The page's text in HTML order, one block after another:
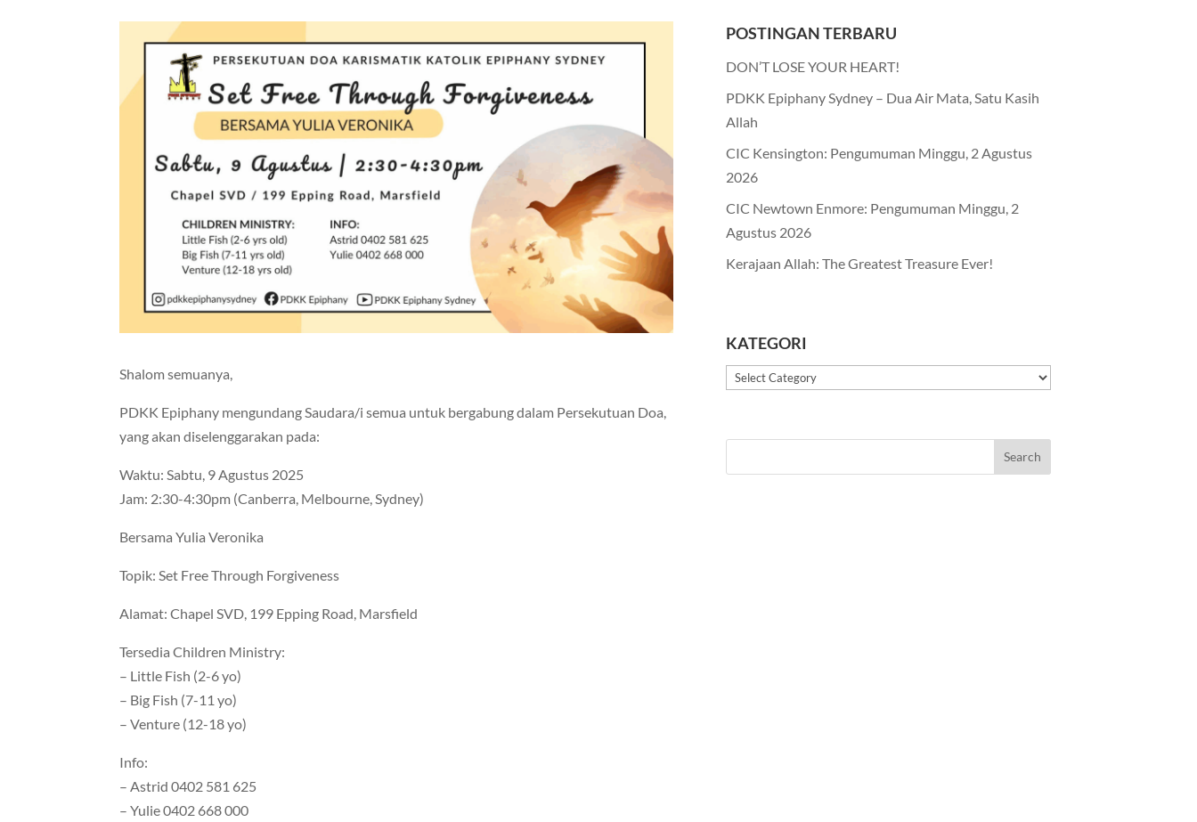
Shalom semuanya,
PDKK Epiphany mengundang Saudara/i semua untuk bergabung dalam Persekutuan Doa,
yang akan diselenggarakan pada:
Waktu: Sabtu, 9 Agustus 2025
Jam: 2:30-4:30pm (Canberra, Melbourne, Sydney)
Bersama Yulia Veronika
Topik: Set Free Through Forgiveness
Alamat: Chapel SVD, 199 Epping Road, Marsfield
Tersedia Children Ministry:
– Little Fish (2-6 yo)
– Big Fish (7-11 yo)
– Venture (12-18 yo)
Info:
– Astrid 0402 581 625
– ⁠Yulie 0402 668 000
POSTINGAN TERBARU
DON’T LOSE YOUR HEART!
PDKK Epiphany Sydney – Dua Air Mata, Satu Kasih
Allah
CIC Kensington: Pengumuman Minggu, 2 Agustus
2026
CIC Newtown Enmore: Pengumuman Minggu, 2
Agustus 2026
Kerajaan Allah: The Greatest Treasure Ever!
KATEGORI
Kategori